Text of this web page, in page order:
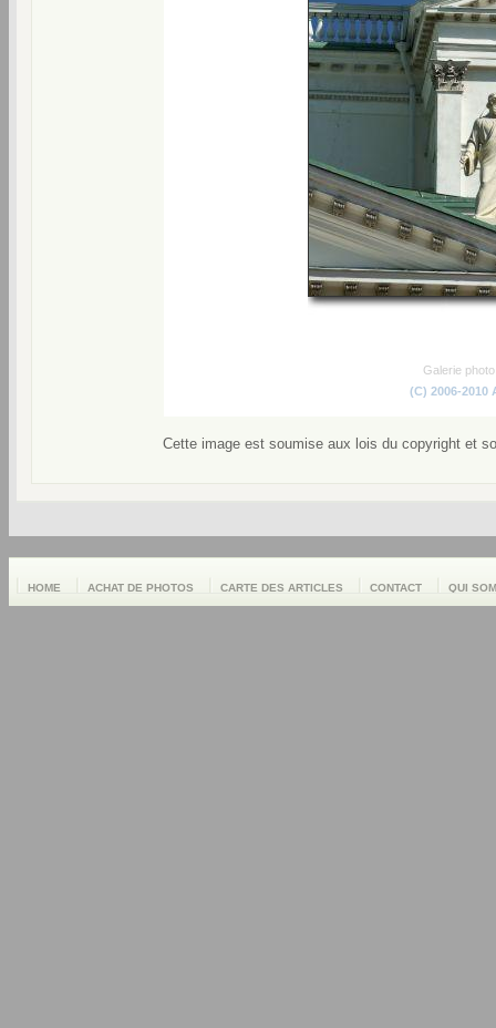
Galerie
(C) 2006-2010
Cette image est soumise aux lois du copyright et
HOME ACHAT DE PHOTOS CARTE DES ARTICLES CONTACT QUI